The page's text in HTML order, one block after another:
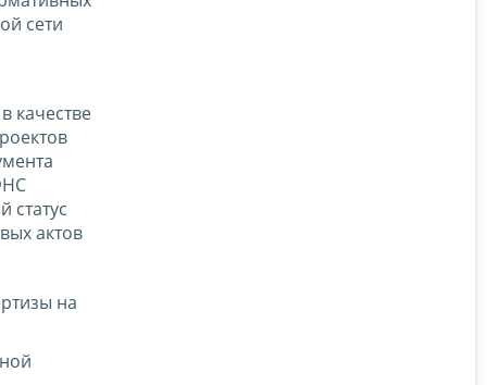
сети
качестве
статус
актов
на